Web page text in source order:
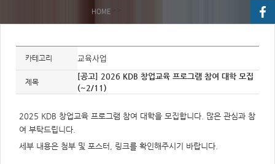
HOME > >
자
개
내
용,
키
드/
카테고리 교육사업
제목
[공고] 2026 KDB 창업교육 프로그램 참여 대학 모집
(~2/11)
2025 KDB 창업교육 프로그램 참여 대학을 모집합니다. 많은 관심과 참
여 부탁드립니다.
세부 내용은 첨부 및 포스터, 링크를 확인해주시기 바랍니다.